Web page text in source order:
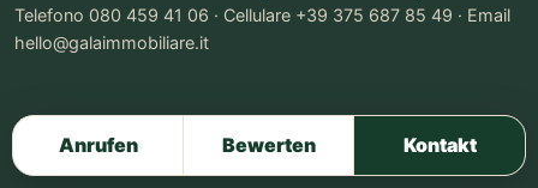
Telefono 080 459 41 06 · Cellulare +39 375 687 85 49 · Email
hello@galaimmobiliare.it
Anrufen Bewerten Kontakt